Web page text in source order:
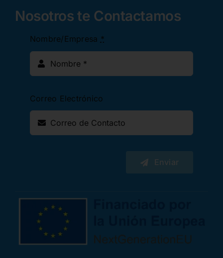
Nosotros te Contactamos
Nombre/Empresa *
Correo Electrónico
Enviar